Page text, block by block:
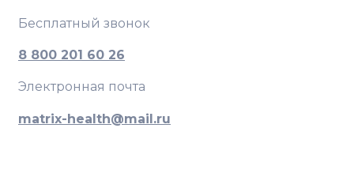
Бесплатный звонок
8 800 201 60 26
Электронная почта
matrix-health@mail.ru